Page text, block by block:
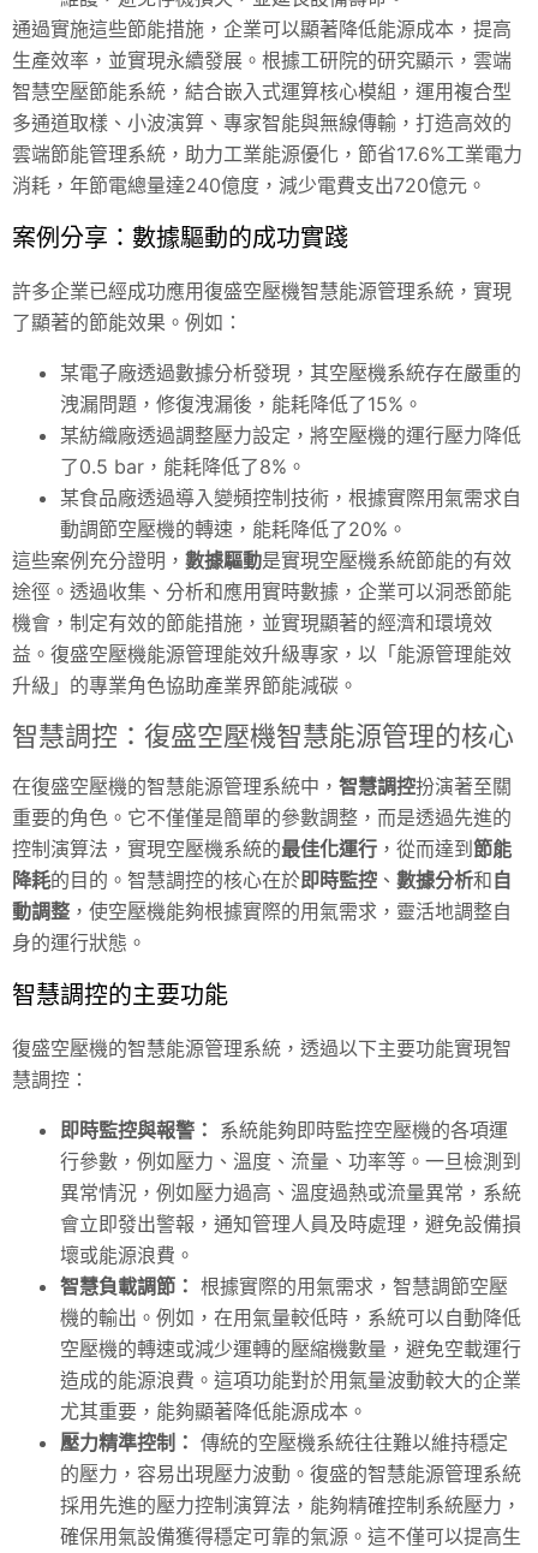
通過實施這些節能措施，企業可以顯著降低能源成本，提高
生產效率，並實現永續發展。根據工研院的研究顯示，雲端
智慧空壓節能系統，結合嵌入式運算核心模組，運用複合型
多通道取樣、小波演算、專家智能與無線傳輸，打造高效的
雲端節能管理系統，助力工業能源優化，節省17.6%工業電力
消耗，年節電總量達240億度，減少電費支出720億元。
案例分享：數據驅動的成功實踐
許多企業已經成功應用復盛空壓機智慧能源管理系統，實現
了顯著的節能效果。例如：
某電子廠透過數據分析發現，其空壓機系統存在嚴重的
洩漏問題，修復洩漏後，能耗降低了15%。
某紡織廠透過調整壓力設定，將空壓機的運行壓力降低
了0.5 bar，能耗降低了8%。
某食品廠透過導入變頻控制技術，根據實際用氣需求自
動調節空壓機的轉速，能耗降低了20%。
這些案例充分證明， 數據驅動是實現空壓機系統節能的有效
途徑。透過收集、分析和應用實時數據，企業可以洞悉節能
機會，制定有效的節能措施，並實現顯著的經濟和環境效
益。復盛空壓機能源管理能效升級專家，以「能源管理能效
升級」的專業角色協助產業界節能減碳。
智慧調控：復盛空壓機智慧能源管理的核心
在復盛空壓機的智慧能源管理系統中， 智慧調控扮演著至關
重要的角色。它不僅僅是簡單的參數調整，而是透過先進的
控制演算法，實現空壓機系統的最佳化運行 ，從而達到節能
降耗的目的。智慧調控的核心在於即時監控 、 數據分析和自
動調整 ，使空壓機能夠根據實際的用氣需求，靈活地調整自
身的運行狀態。
智慧調控的主要功能
復盛空壓機的智慧能源管理系統，透過以下主要功能實現智
慧調控：
即時監控與報警： 系統能夠即時監控空壓機的各項運
行參數，例如壓力、溫度、流量、功率等。一旦檢測到
異常情況，例如壓力過高、溫度過熱或流量異常，系統
會立即發出警報，通知管理人員及時處理，避免設備損
壞或能源浪費。
智慧負載調節： 根據實際的用氣需求，智慧調節空壓
機的輸出。例如，在用氣量較低時，系統可以自動降低
空壓機的轉速或減少運轉的壓縮機數量，避免空載運行
造成的能源浪費。這項功能對於用氣量波動較大的企業
尤其重要，能夠顯著降低能源成本。
壓力精準控制： 傳統的空壓機系統往往難以維持穩定
的壓力，容易出現壓力波動。復盛的智慧能源管理系統
採用先進的壓力控制演算法，能夠精確控制系統壓力，
確保用氣設備獲得穩定可靠的氣源。這不僅可以提高生